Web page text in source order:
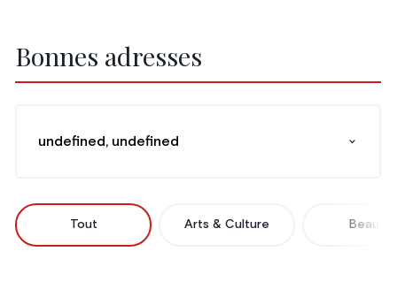
Bonnes adresses
undefined, undefined
Tout Arts & Culture Beauté